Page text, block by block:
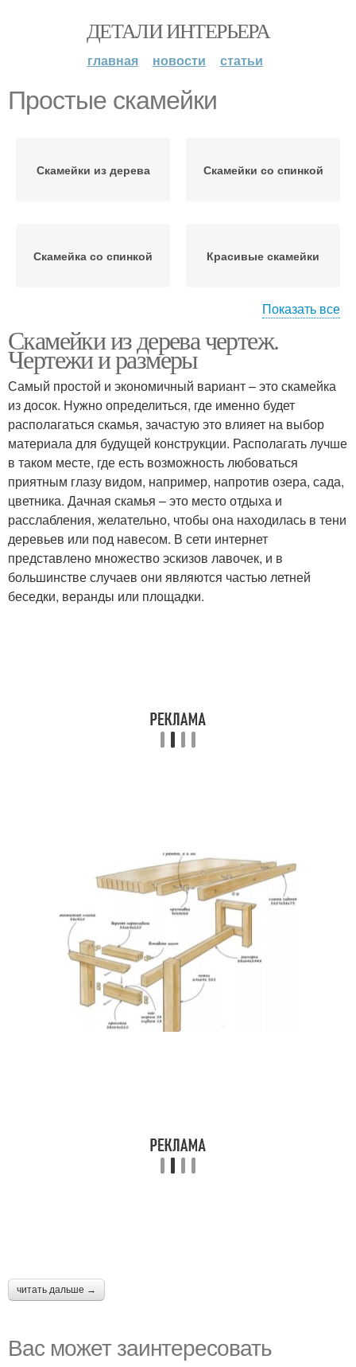
ДЕТАЛИ ИНТЕРЬЕРА
главная новости статьи
Простые скамейки
Скамейки из дерева Скамейки со спинкой
Скамейка со спинкой Красивые скамейки
Скамейки для бани Деревянная скамейка
Показать все
Скамейки из дерева чертеж.
Чертежи и размеры
Самый простой и экономичный вариант – это скамейка
из досок. Нужно определиться, где именно будет
располагаться скамья, зачастую это влияет на выбор
материала для будущей конструкции. Располагать лучше
в таком месте, где есть возможность любоваться
приятным глазу видом, например, напротив озера, сада,
цветника. Дачная скамья – это место отдыха и
расслабления, желательно, чтобы она находилась в тени
деревьев или под навесом. В сети интернет
представлено множество эскизов лавочек, и в
большинстве случаев они являются частью летней
беседки, веранды или площадки.
читать дальше →
Вас может заинтересовать